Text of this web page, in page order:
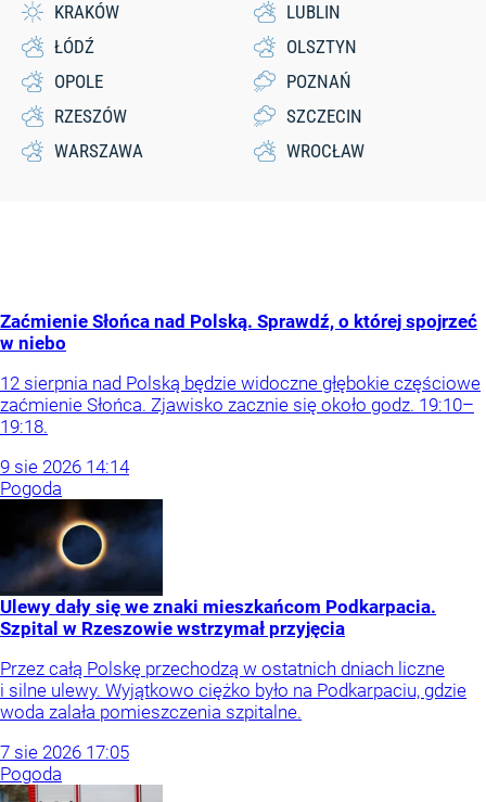
KRAKÓW
LUBLIN
ŁÓDŹ
OLSZTYN
OPOLE
POZNAŃ
RZESZÓW
SZCZECIN
WARSZAWA
WROCŁAW
Zaćmienie Słońca nad Polską. Sprawdź, o której spojrzeć
w niebo
12 sierpnia nad Polską będzie widoczne głębokie częściowe
zaćmienie Słońca. Zjawisko zacznie się około godz. 19:10–
19:18.
9 sie 2026 14:14
Pogoda
Ulewy dały się we znaki mieszkańcom Podkarpacia.
Szpital w Rzeszowie wstrzymał przyjęcia
Przez całą Polskę przechodzą w ostatnich dniach liczne
i silne ulewy. Wyjątkowo ciężko było na Podkarpaciu, gdzie
woda zalała pomieszczenia szpitalne.
7 sie 2026 17:05
Pogoda